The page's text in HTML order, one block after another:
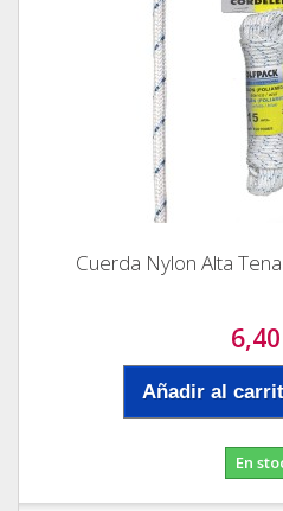
Cuerda Nylon Alta
Añadir al
En